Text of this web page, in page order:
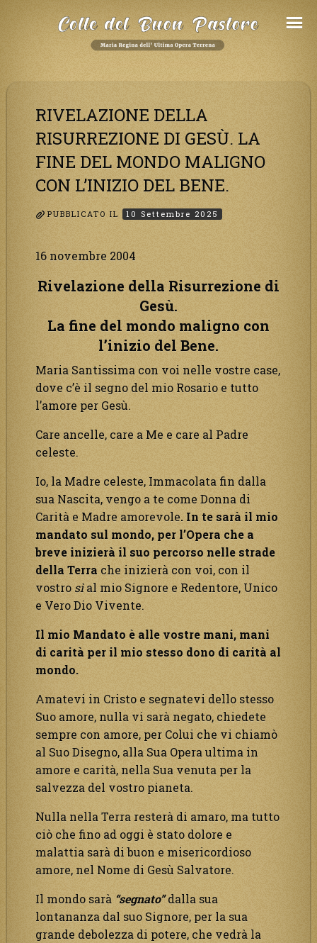
RIVELAZIONE DELLA
RISURREZIONE DI GESÙ. LA
FINE DEL MONDO MALIGNO
CON L’INIZIO DEL BENE.
PUBBLICATO IL 10 Settembre 2025
16 novembre 2004
Rivelazione della Risurrezione di
Gesù.
La fine del mondo maligno con
l’inizio del Bene.
Maria Santissima con voi nelle vostre case,
dove c’è il segno del mio Rosario e tutto
l’amore per Gesù.
Care ancelle, care a Me e care al Padre
celeste.
Io, la Madre celeste, Immacolata fin dalla
sua Nascita, vengo a te come Donna di
Carità e Madre amorevole. In te sarà il mio
mandato sul mondo, per l’Opera che a
breve inizierà il suo percorso nelle strade
della Terra che inizierà con voi, con il
vostro sìal mio Signore e Redentore, Unico
e Vero Dio Vivente.
Il mio Mandato è alle vostre mani, mani
di carità per il mio stesso dono di carità al
mondo.
Amatevi in Cristo e segnatevi dello stesso
Suo amore, nulla vi sarà negato, chiedete
sempre con amore, per Colui che vi chiamò
al Suo Disegno, alla Sua Opera ultima in
amore e carità, nella Sua venuta per la
salvezza del vostro pianeta.
Nulla nella Terra resterà di amaro, ma tutto
ciò che fino ad oggi è stato dolore e
malattia sarà di buon e misericordioso
amore, nel Nome di Gesù Salvatore.
Il mondo sarà “segnato”dalla sua
lontananza dal suo Signore, per la sua
grande debolezza di potere, che vedrà la